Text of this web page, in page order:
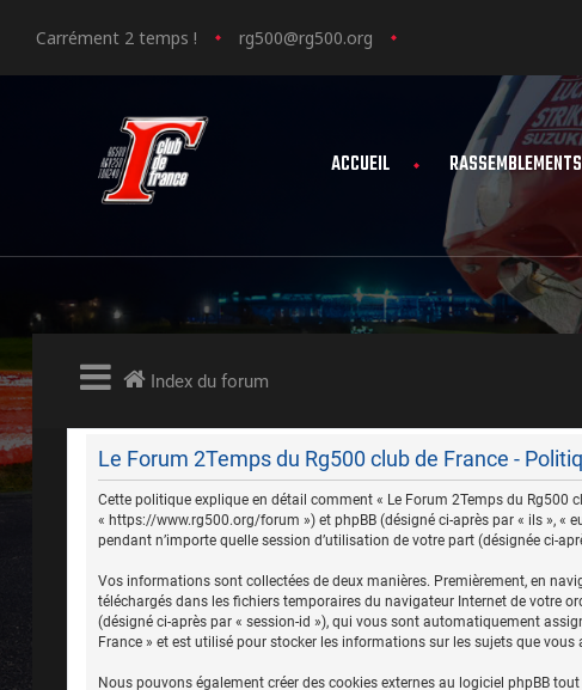
Carrément 2 temps ! rg500@rg500.org
ACCUEIL RASSEMBLEMENTS